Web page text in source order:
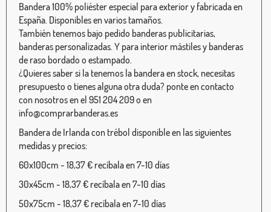
Bandera 100% poliéster especial para exterior y fabricada en
España. Disponibles en varios tamaños.
También tenemos bajo pedido banderas publicitarias,
banderas personalizadas. Y para interior mástiles y banderas
de raso bordado o estampado.
¿Quieres saber si la tenemos la bandera en stock, necesitas
presupuesto o tienes alguna otra duda? ponte en contacto
con nosotros en el 951 204 209 o en
info@comprarbanderas.es
Bandera de Irlanda con trébol disponible en las siguientes
medidas y precios:
60x100cm - 18,37 € recíbala en 7-10 días
30x45cm - 18,37 € recíbala en 7-10 días
50x75cm - 18,37 € recíbala en 7-10 días